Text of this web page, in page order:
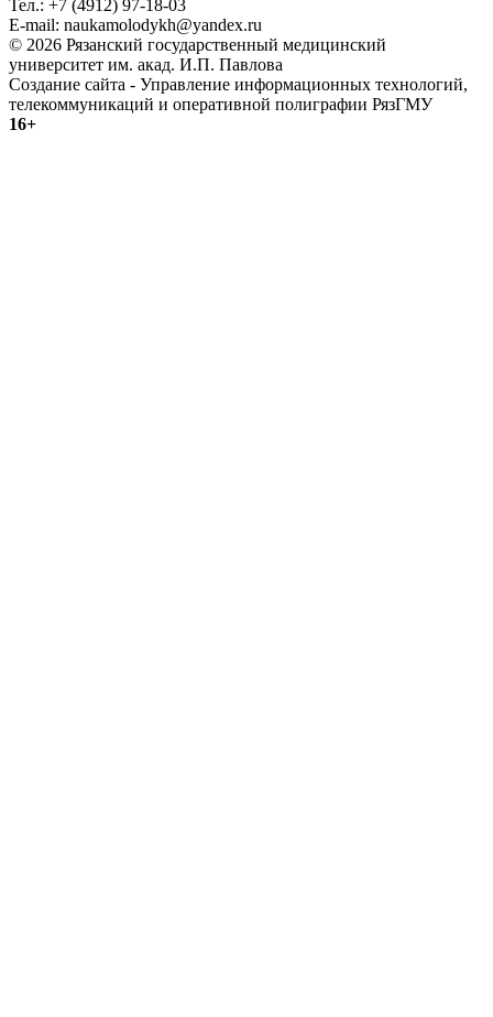
Тел.: +7 (4912) 97-18-03
E-mail: naukamolodykh@yandex.ru
© 2026 Рязанский государственный медицинский
университет им. акад. И.П. Павлова
Создание сайта - Управление информационных технологий,
телекоммуникаций и оперативной полиграфии РязГМУ
16+